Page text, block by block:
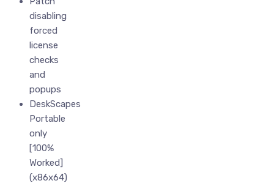
disabling
forced
license
checks
and
popups
DeskScapes
Portable
only
[100%
Worked]
(x86x64)